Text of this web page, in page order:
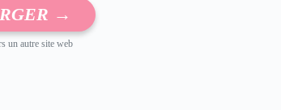
→
un autre site web